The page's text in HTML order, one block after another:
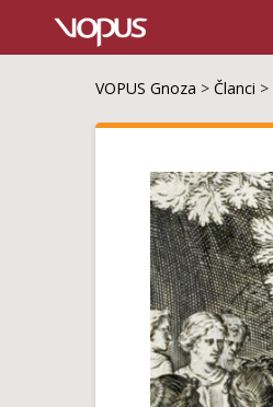
VOPUS Gnoza > Članci >